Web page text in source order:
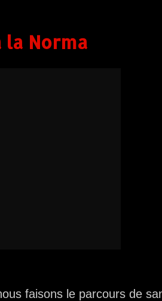
la Norma
faisons le parcours de